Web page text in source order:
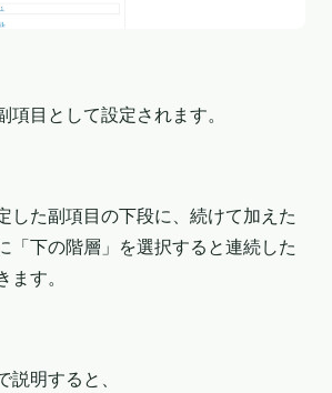
目として設定されます。
した副項目の下段に、続けて加えた
「下の階層」を選択すると連続した
す。
明すると、